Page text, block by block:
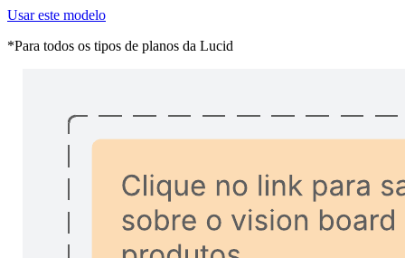
Usar este modelo
*Para todos os tipos de planos da Lucid